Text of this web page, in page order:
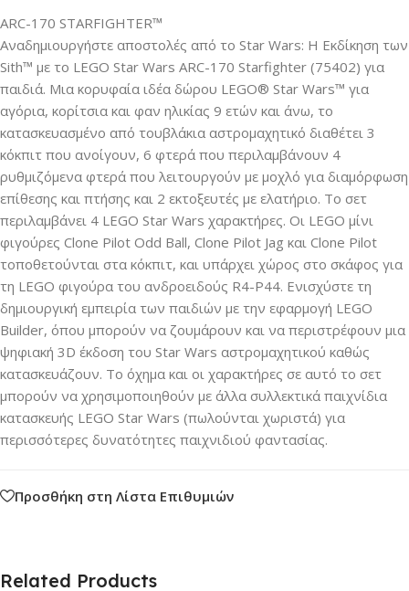
ARC-170 STARFIGHTER™
Αναδημιουργήστε αποστολές από το Star Wars: Η Εκδίκηση των
Sith™ με το LEGO Star Wars ARC-170 Starfighter (75402) για
παιδιά. Μια κορυφαία ιδέα δώρου LEGO® Star Wars™ για
αγόρια, κορίτσια και φαν ηλικίας 9 ετών και άνω, το
κατασκευασμένο από τουβλάκια αστρομαχητικό διαθέτει 3
κόκπιτ που ανοίγουν, 6 φτερά που περιλαμβάνουν 4
ρυθμιζόμενα φτερά που λειτουργούν με μοχλό για διαμόρφωση
επίθεσης και πτήσης και 2 εκτοξευτές με ελατήριο. Το σετ
περιλαμβάνει 4 LEGO Star Wars χαρακτήρες. Οι LEGO μίνι
φιγούρες Clone Pilot Odd Ball, Clone Pilot Jag και Clone Pilot
τοποθετούνται στα κόκπιτ, και υπάρχει χώρος στο σκάφος για
τη LEGO φιγούρα του ανδροειδούς R4-P44. Ενισχύστε τη
δημιουργική εμπειρία των παιδιών με την εφαρμογή LEGO
Builder, όπου μπορούν να ζουμάρουν και να περιστρέφουν μια
ψηφιακή 3D έκδοση του Star Wars αστρομαχητικού καθώς
κατασκευάζουν. Το όχημα και οι χαρακτήρες σε αυτό το σετ
μπορούν να χρησιμοποιηθούν με άλλα συλλεκτικά παιχνίδια
κατασκευής LEGO Star Wars (πωλούνται χωριστά) για
περισσότερες δυνατότητες παιχνιδιού φαντασίας.
Προσθήκη στη Λίστα Επιθυμιών
Related Products